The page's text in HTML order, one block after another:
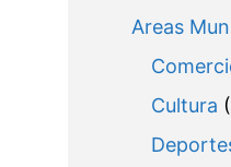
Areas
Cultura